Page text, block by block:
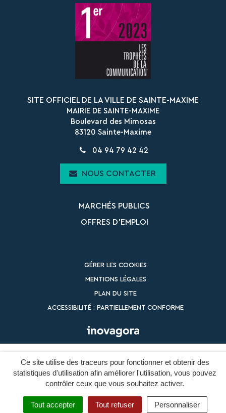
Ce site utilise des traceurs pour fonctionner et obtenir des
statistiques d'utilisation afin améliorer l'utilisation, vous pouvez
contrôler ceux que vous souhaitez activer.
Tout accepter Tout refuser Personnaliser
le
compte
Facebook
le
compte
Instagram
SITE OFFICIEL DE LA VILLE DE SAINTE-MAXIME
MAIRIE DE SAINTE-MAXIME
Boulevard des Mimosas
83120 Sainte-Maxime
04 94 79 42 42
NOUS CONTACTER
MARCHÉS PUBLICS
OFFRES D’EMPLOI
GÉRER LES COOKIES
MENTIONS LÉGALES
PLAN DU SITE
ACCESSIBILITÉ : PARTIELLEMENT CONFORME